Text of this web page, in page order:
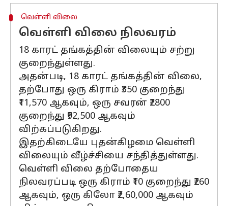
வெள்ளி விலை
வெள்ளி விலை நிலவரம்
18 காரட் தங்கத்தின் விலையும் சற்று
குறைந்துள்ளது.
அதன்படி, 18 காரட் தங்கத்தின் விலை,
தற்போது ஒரு கிராம் ₹350 குறைந்து
₹11,570 ஆகவும், ஒரு சவரன் ₹2800
குறைந்து ₹92,500 ஆகவும்
விற்கப்படுகிறது.
இதற்கிடையே புதன்கிழமை வெள்ளி
விலையும் வீழ்ச்சியை சந்தித்துள்ளது.
வெள்ளி விலை தற்போதைய
நிலவரப்படி ஒரு கிராம் ₹10 குறைந்து ₹260
ஆகவும், ஒரு கிலோ ₹2,60,000 ஆகவும்